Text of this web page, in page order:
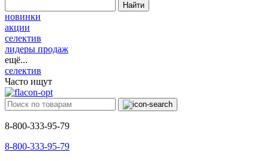
Найти
новинки
акции
селектив
лидеры продаж
ещё...
селектив
Часто ищут
8-800-333-95-79
8-800-333-95-79